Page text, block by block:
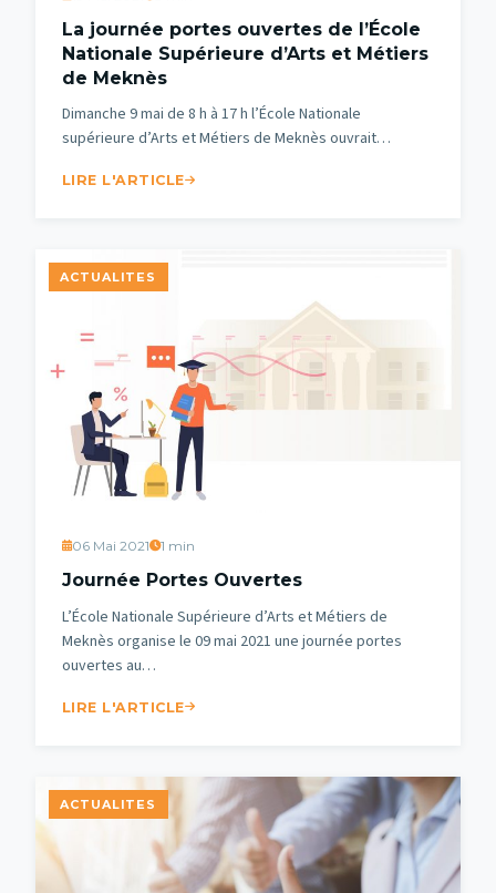
La journée portes ouvertes de l’École
Nationale Supérieure d’Arts et Métiers
de Meknès
Dimanche 9 mai de 8 h à 17 h l’École Nationale
supérieure d’Arts et Métiers de Meknès ouvrait…
LIRE L'ARTICLE
ACTUALITES
06 Mai 2021 1 min
Journée Portes Ouvertes
L’École Nationale Supérieure d’Arts et Métiers de
Meknès organise le 09 mai 2021 une journée portes
ouvertes au…
LIRE L'ARTICLE
ACTUALITES